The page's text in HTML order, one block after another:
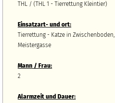
THL / (THL 1 - Tierrettung Kleintier)
Einsatzart- und ort:
Tierrettung - Katze in Zwischenboden,
Meistergasse
Mann / Frau:
2
Alarmzeit und Dauer: